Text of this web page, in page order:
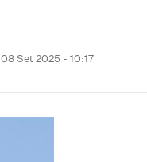
08 Set 2025 - 10:17